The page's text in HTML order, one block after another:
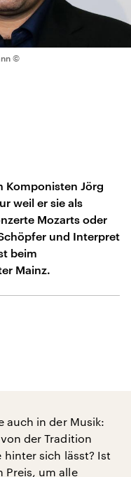
©
Komponisten Jörg
weil er sie als
Mozarts oder
und Interpret
beim
Mainz.
auch in der Musik:
der Tradition
sich lässt? Ist
Preis, um alle